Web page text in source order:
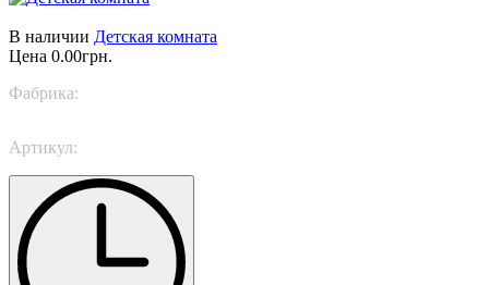
В наличии Детская комната
Цена 0.00грн.
Фабрика:
Артикул: